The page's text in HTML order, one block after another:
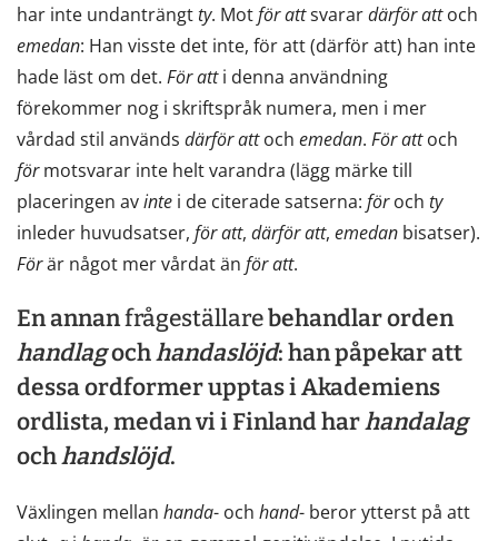
har inte undanträngtty. Motförattsvarardärförattoch
emedan: Han visste det inte, för att (därför att) han inte
hade läst om det. Föratti denna användning
förekommer nog i skriftspråk numera, men i mer
vårdad stil används därförattoch emedan. Förattoch
förmotsvarar inte helt varandra (lägg märke till
placeringen avinte i de citerade satserna: föroch ty
inleder huvudsatser, föratt, därföratt, emedan bisatser).
Förär något mer vårdat än föratt.
En annanfrågeställarebehandlar orden
handlagochhandaslöjd: han påpekar att
dessa ordformer upptas i Akademiens
ordlista, medan vi i Finland harhandalag
ochhandslöjd.
Växlingen mellan handa- och hand- beror ytterst på att